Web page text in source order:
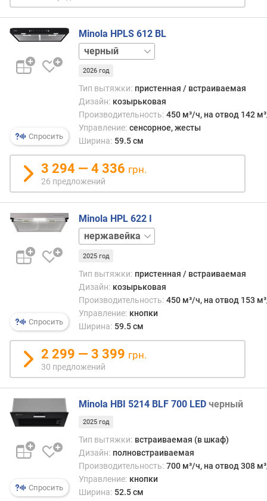
м
³
/
ч
)
м
а
л
ь
н
ы
у
р
о
в
у
м
а
(
м
к
с
а
Спросить
Minola HPLS 612 BL
нержавейка
2026 год
Тип вытяжки: пристенная / встраиваемая
Дизайн: козырьковая
Производительность: 450 м³/ч, на отвод 142
Управление: сенсорное, жесты
Ширина: 59.5 см
3 294 — 4 336 грн.
26 предложений
Спросить
Minola HPL 622 I
бежевый
белый
коричневый
черный
2025 год
Тип вытяжки: пристенная / встраиваемая
Дизайн: козырьковая
Производительность: 450 м³/ч, на отвод 153
Управление: кнопки
Ширина: 59.5 см
2 299 — 3 399 грн.
30 предложений
Спросить
Minola HBI 5214 BLF 700 LED черный
2025 год
Тип вытяжки: встраиваемая (в шкаф)
Дизайн: полновстраиваемая
Производительность: 700 м³/ч, на отвод 308
Управление: кнопки
Ширина: 52.5 см